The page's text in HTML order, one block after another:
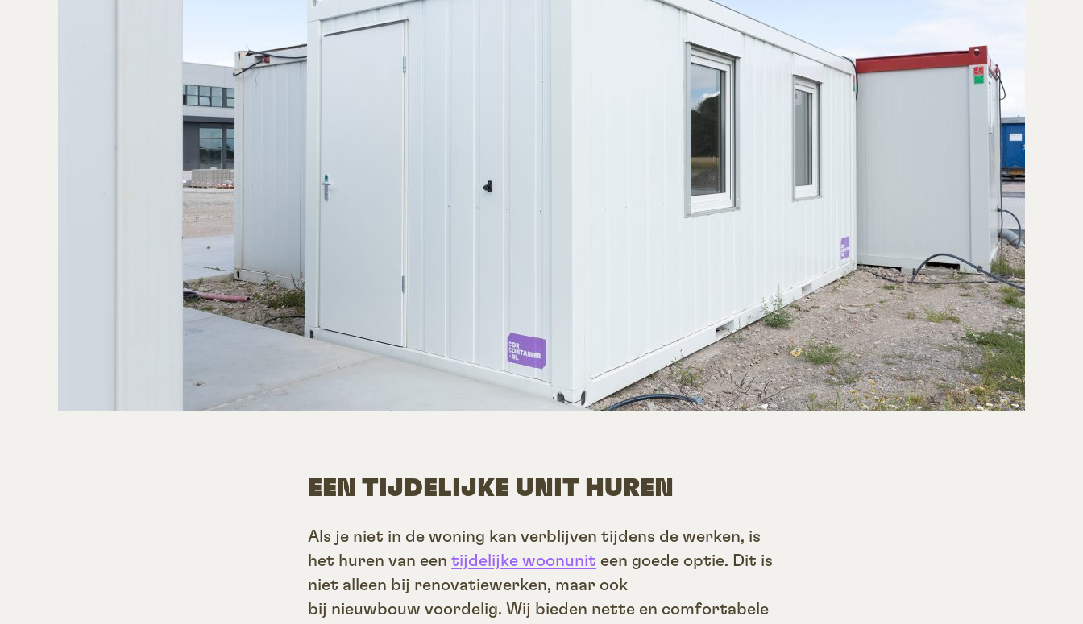
EEN TIJDELIJKE UNIT HUREN
Als je niet in de woning kan verblijven tijdens de werken, is
het huren van een tijdelijke woonunit een goede optie. Dit is
niet alleen bij renovatiewerken, maar ook
bij nieuwbouw voordelig. Wij bieden nette en comfortabele